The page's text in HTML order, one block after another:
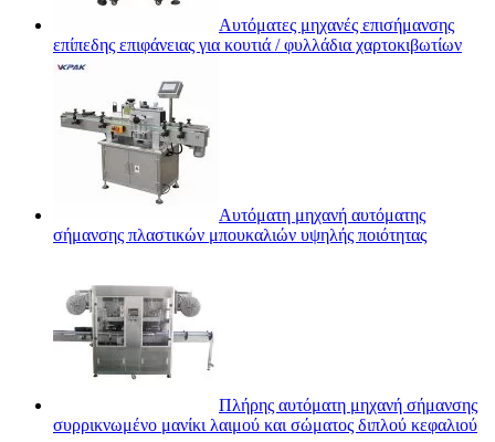
Αυτόματες μηχανές επισήμανσης
επίπεδης επιφάνειας για κουτιά / φυλλάδια χαρτοκιβωτίων
Αυτόματη μηχανή αυτόματης
σήμανσης πλαστικών μπουκαλιών υψηλής ποιότητας
Πλήρης αυτόματη μηχανή σήμανσης
συρρικνωμένο μανίκι λαιμού και σώματος διπλού κεφαλιού